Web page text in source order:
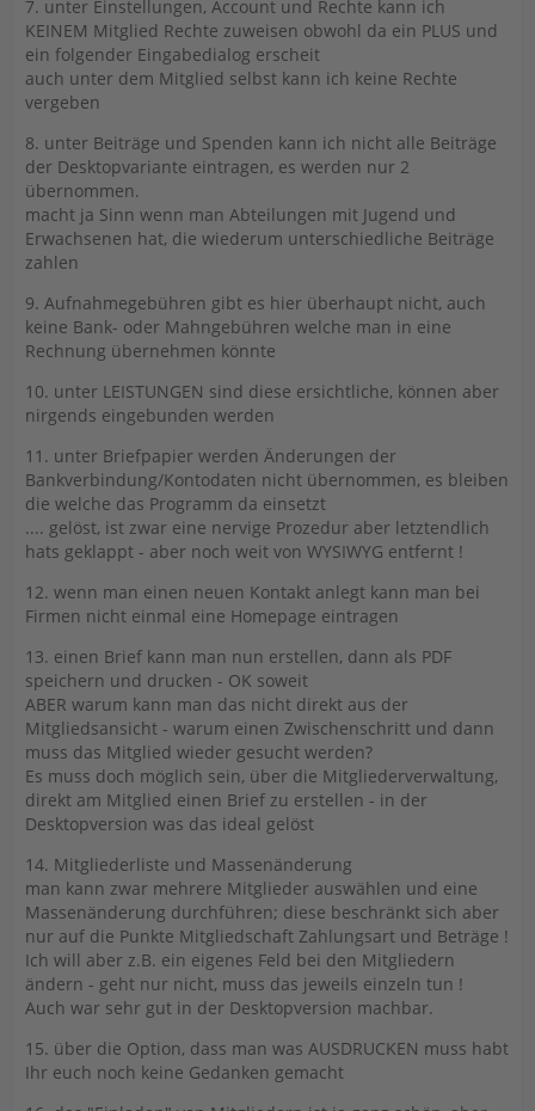
7. unter Einstellungen, Account und Rechte kann ich
KEINEM Mitglied Rechte zuweisen obwohl da ein PLUS und
ein folgender Eingabedialog erscheit
auch unter dem Mitglied selbst kann ich keine Rechte
vergeben
8. unter Beiträge und Spenden kann ich nicht alle Beiträge
der Desktopvariante eintragen, es werden nur 2
übernommen.
macht ja Sinn wenn man Abteilungen mit Jugend und
Erwachsenen hat, die wiederum unterschiedliche Beiträge
zahlen
9. Aufnahmegebühren gibt es hier überhaupt nicht, auch
keine Bank- oder Mahngebühren welche man in eine
Rechnung übernehmen könnte
10. unter LEISTUNGEN sind diese ersichtliche, können aber
nirgends eingebunden werden
11. unter Briefpapier werden Änderungen der
Bankverbindung/Kontodaten nicht übernommen, es bleiben
die welche das Programm da einsetzt
.... gelöst, ist zwar eine nervige Prozedur aber letztendlich
hats geklappt - aber noch weit von WYSIWYG entfernt !
12. wenn man einen neuen Kontakt anlegt kann man bei
Firmen nicht einmal eine Homepage eintragen
13. einen Brief kann man nun erstellen, dann als PDF
speichern und drucken - OK soweit
ABER warum kann man das nicht direkt aus der
Mitgliedsansicht - warum einen Zwischenschritt und dann
muss das Mitglied wieder gesucht werden?
Es muss doch möglich sein, über die Mitgliederverwaltung,
direkt am Mitglied einen Brief zu erstellen - in der
Desktopversion was das ideal gelöst
14. Mitgliederliste und Massenänderung
man kann zwar mehrere Mitglieder auswählen und eine
Massenänderung durchführen; diese beschränkt sich aber
nur auf die Punkte Mitgliedschaft Zahlungsart und Beträge !
Ich will aber z.B. ein eigenes Feld bei den Mitgliedern
ändern - geht nur nicht, muss das jeweils einzeln tun !
Auch war sehr gut in der Desktopversion machbar.
15. über die Option, dass man was AUSDRUCKEN muss habt
Ihr euch noch keine Gedanken gemacht